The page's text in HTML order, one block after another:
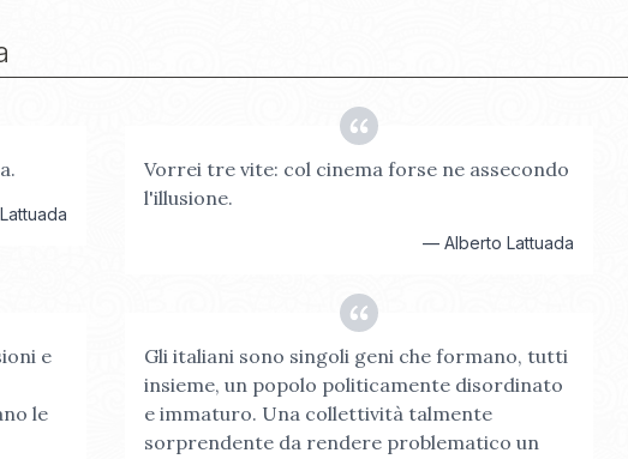
Vorrei tre vite: col cinema forse ne assecondo
l'illusione.
— Alberto Lattuada
e
le
Gli italiani sono singoli geni che formano, tutti
insieme, un popolo politicamente disordinato
e immaturo. Una collettività talmente
sorprendente da rendere problematico un